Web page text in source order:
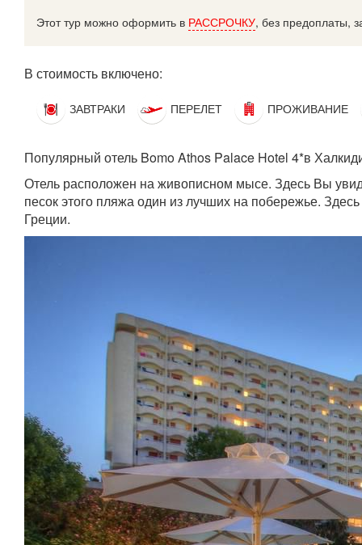
Этот тур можно оформить в РАССРОЧКУ, без предоплаты,
В стоимость включено:
ЗАВТРАКИ ПЕРЕЛЕТ ПРОЖИВАНИЕ
Популярный отель Bomo Athos Palace Hotel 4*в
Отель расположен на живописном мысе. Здесь Вы
песок этого пляжа один из лучших на побережье.
Греции.